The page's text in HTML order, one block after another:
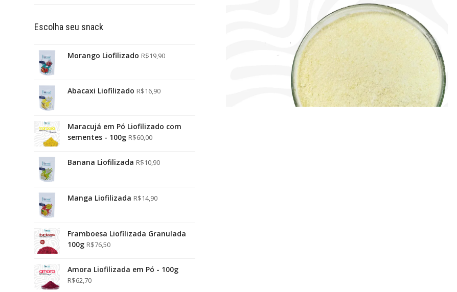
Escolha seu snack
Morango Liofilizado R$19,90
Abacaxi Liofilizado R$16,90
Maracujá em Pó Liofilizado com
sementes - 100g R$60,00
Banana Liofilizada R$10,90
Manga Liofilizada R$14,90
Framboesa Liofilizada Granulada
100g R$76,50
Amora Liofilizada em Pó - 100g
R$62,70